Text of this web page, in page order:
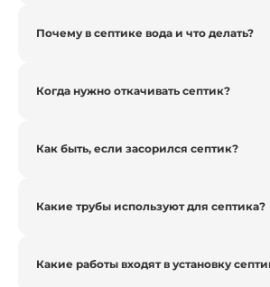
Почему в септике вода и что делать?
Когда нужно откачивать септик?
Как быть, если засорился септик?
Какие трубы используют для септика?
Какие работы входят в установку